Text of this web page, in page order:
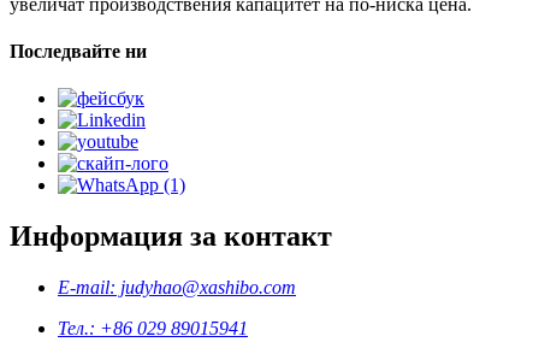
Последвайте ни
Информация за контакт
E-mail: judyhao@xashibo.com
Тел.: +86 029 89015941